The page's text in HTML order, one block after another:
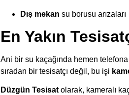
Dış mekan su borusu arızaları
En Yakın
Ani bir su kaçağında hemen telefona
sıradan bir tesisatçı değil, bu işi
Düzgün Tesisatolarak, kameralı